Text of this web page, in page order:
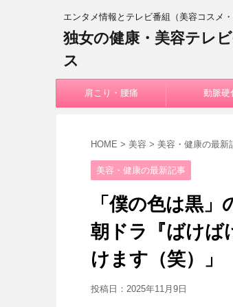
エンタメ情報とテレビ番組（美容コスメ
独女の健康・美容テレ
ス
肩こり・腰痛 動脈硬
HOME > 美容 > 美容・健康の最新
美容・健康の最新記事
「僕の色は黒
朝ドラ『ばけば
けます（笑）」
投稿日： 2025年11月9日